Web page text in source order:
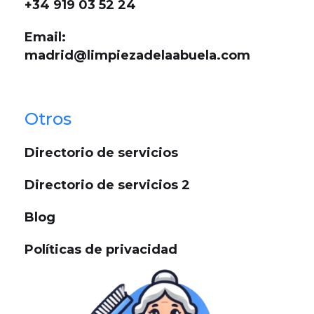
+34 919 03 52 24
Email:
madrid@limpiezadelaabuela.com
Otros
Directorio de servicios
Directorio de servicios 2
Blog
Políticas de privacidad